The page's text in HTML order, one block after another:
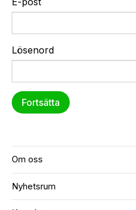
Lösenord
Om oss
Nyhetsrum